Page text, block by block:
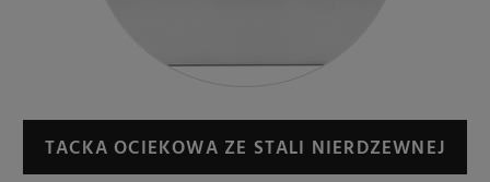
TACKA OCIEKOWA ZE STALI NIERDZEWNEJ